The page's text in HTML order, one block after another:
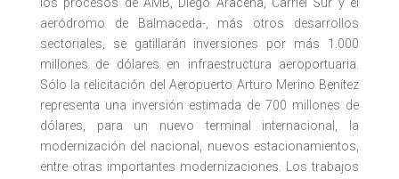
aeródromo de Balmaceda-, más otros desarrollos
sectoriales, se gatillarán inversiones por más 1.000
millones de dólares en infraestructura aeroportuaria.
Sólo la relicitación del Aeropuerto Arturo Merino Benítez
representa una inversión estimada de 700 millones de
dólares, para un nuevo terminal internacional, la
modernización del nacional, nuevos estacionamientos,
entre otras importantes modernizaciones. Los trabajos